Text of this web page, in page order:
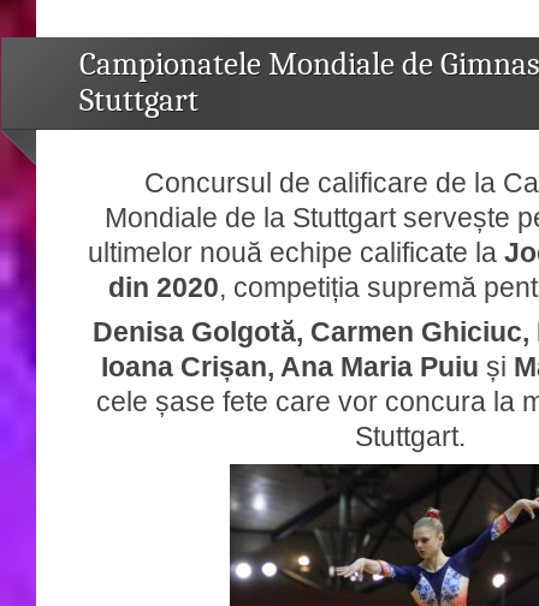
Campionatele Mondiale de
Stuttgart
Concursul de calificare de la
Mondiale de la Stuttgart servește
ultimelor nouă echipe calificate la
din 2020, competiția supremă
Denisa Golgotă, Carmen Ghiciuc,
Ioana Crișan, Ana Maria Puiu și
cele șase fete care vor concura la
Stuttgart.